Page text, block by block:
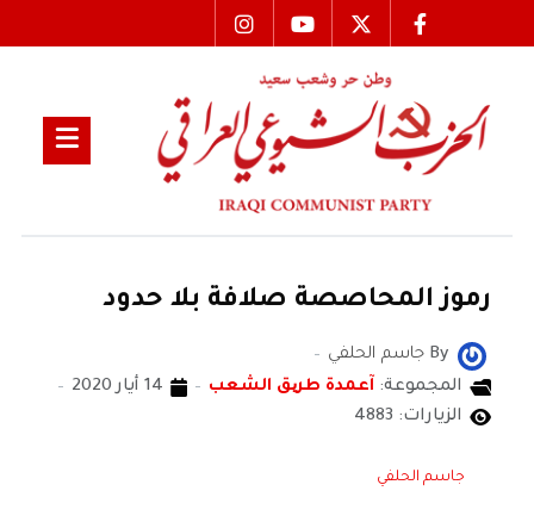
رموز المحاصصة صلافة بلا حدود
By جاسم الحلفي
المجموعة: آعمدة طریق الشعب
14 أيار 2020
الزيارات: 4883
جاسم الحلفي